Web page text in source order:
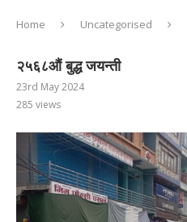
Home Uncategorised
२५६८औं बुद्ध जयन्ती
23rd May 2024
285 views